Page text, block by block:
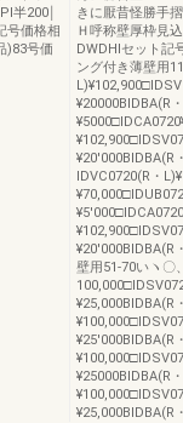
半200￨
号価格相
)83号価
きに厭昔怪勝手
Ｈ呼称壁厚枠見
DWDHIセット記
ング付き薄壁用
¥20000BIDBA(R
¥20′000BIDBA(R
IDVC0720(R・
¥20′000BIDBA(R
壁用51-70いヽ〇
¥25,000BIDBA(R
¥25000BIDBA(R
¥25,000BIDBA(R